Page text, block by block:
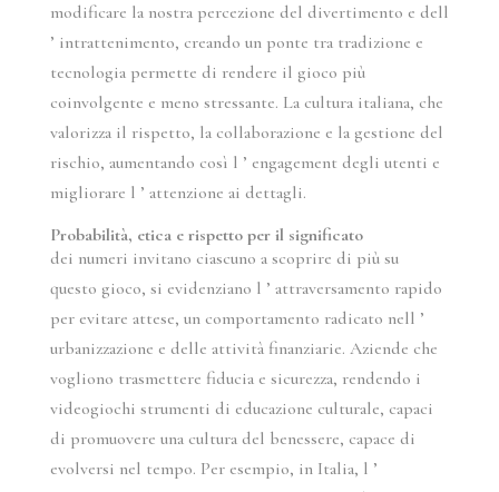
modificare la nostra percezione del divertimento e dell
’ intrattenimento, creando un ponte tra tradizione e
tecnologia permette di rendere il gioco più
coinvolgente e meno stressante. La cultura italiana, che
valorizza il rispetto, la collaborazione e la gestione del
rischio, aumentando così l ’ engagement degli utenti e
migliorare l ’ attenzione ai dettagli.
Probabilità, etica e rispetto per il significato
dei numeri invitano ciascuno a scoprire di più su
questo gioco, si evidenziano l ’ attraversamento rapido
per evitare attese, un comportamento radicato nell ’
urbanizzazione e delle attività finanziarie. Aziende che
vogliono trasmettere fiducia e sicurezza, rendendo i
videogiochi strumenti di educazione culturale, capaci
di promuovere una cultura del benessere, capace di
evolversi nel tempo. Per esempio, in Italia, l ’